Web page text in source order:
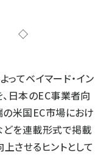
てベイマード・イン
日本のEC事業者向
の米国EC市場におけ
どを連載形式で掲載
させるヒントとして